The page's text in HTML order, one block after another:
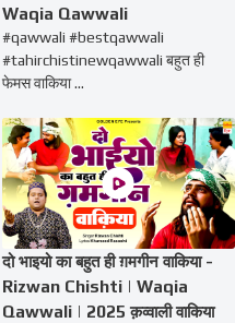
Waqia Qawwali
#qawwali #bestqawwali
#tahirchistinewqawwali बहुत ही
फेमस वाकिया ...
दो भाइयो का बहुत ही ग़मगीन वाकिया -
Rizwan Chishti | Waqia
Qawwali | 2025 क़व्वाली वाकिया